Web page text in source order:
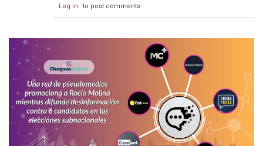
Log in to post comments